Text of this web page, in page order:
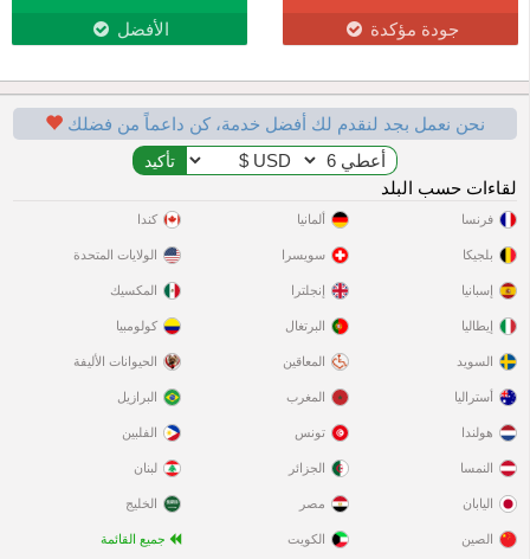
جودة مؤكدة الأفضل
نحن نعمل بجد لنقدم لك أفضل خدمة، كن داعماً من فضلك
لقاءات حسب البلد
فرنسا
بلجيكا
إسبانيا
إيطاليا
السويد
ألمانيا
سويسرا
إنجلترا
البرتغال
المعاقين
كندا
الولايات المتحدة
المكسيك
كولومبيا
الحيوانات الأليفة
أستراليا
هولندا
النمسا
اليابان
الصين
المغرب
تونس
الجزائر
مصر
الكويت
البرازيل
الفلبين
لبنان
الخليج
جميع القائمة